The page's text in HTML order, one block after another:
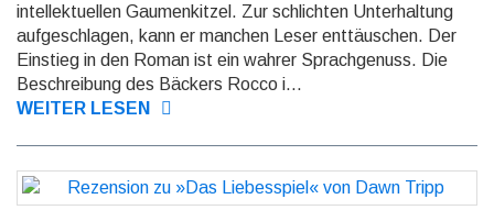
intellektuellen Gaumenkitzel. Zur schlichten Unterhaltung
aufgeschlagen, kann er manchen Leser enttäuschen. Der
Einstieg in den Roman ist ein wahrer Sprachgenuss. Die
Beschreibung des Bäckers Rocco i...
WEITER LESEN